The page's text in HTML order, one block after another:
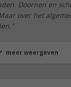
Doornen en
over het
meer weergeven